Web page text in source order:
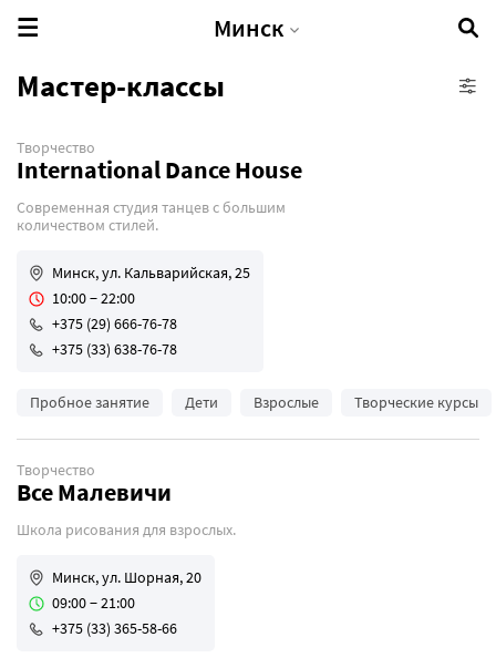
Минск
IT-школы
Кулинарные курсы
Развивающие курсы
Языковые курсы
Мастер-классы
Творчество
International Dance House
Современная студия танцев с большим
количеством стилей.
Минск, ул. Кальварийская, 25
10:00 − 22:00
+375 (29) 666-76-78
+375 (33) 638-76-78
Пробное занятие Дети Взрослые Творческие курсы
Творчество
Все Малевичи
Школа рисования для взрослых.
Минск, ул. Шорная, 20
09:00 − 21:00
+375 (33) 365-58-66